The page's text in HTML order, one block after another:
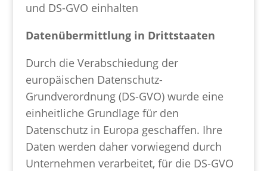
und DS-GVO einhalten
Datenübermittlung in Drittstaaten
Durch die Verabschiedung der
europäischen Datenschutz-
Grundverordnung (DS-GVO) wurde eine
einheitliche Grundlage für den
Datenschutz in Europa geschaffen. Ihre
Daten werden daher vorwiegend durch
Unternehmen verarbeitet, für die DS-GVO